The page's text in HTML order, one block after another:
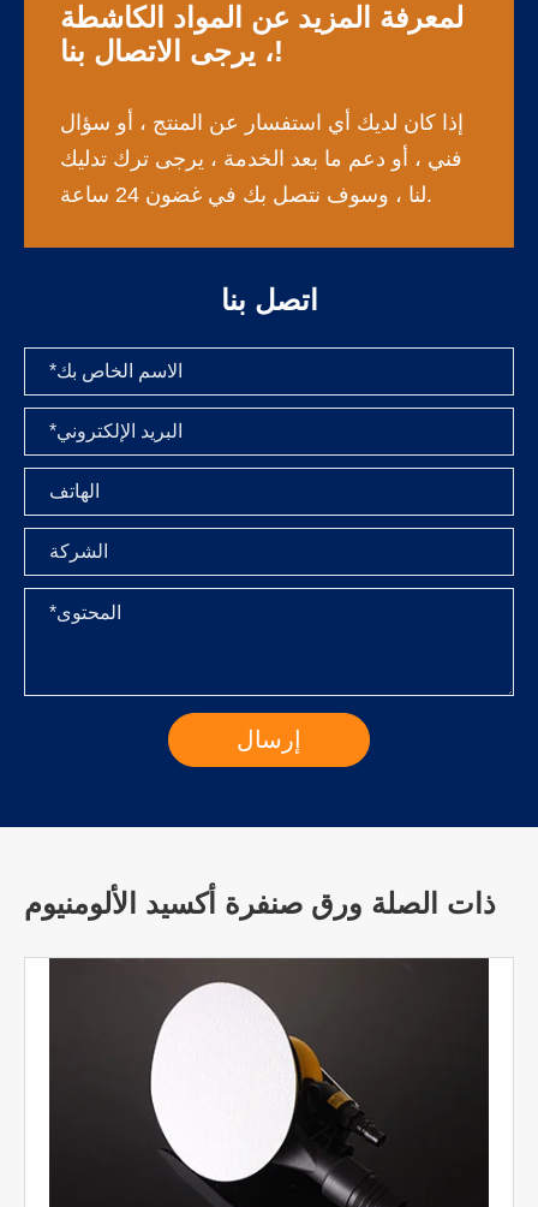
لمعرفة المزيد عن المواد الكاشطة
، يرجى الاتصال بنا!
إذا كان لديك أي استفسار عن المنتج ، أو سؤال
فني ، أو دعم ما بعد الخدمة ، يرجى ترك تدليك
لنا ، وسوف نتصل بك في غضون 24 ساعة.
اتصل بنا
ذات الصلة ورق صنفرة أكسيد الألومنيوم